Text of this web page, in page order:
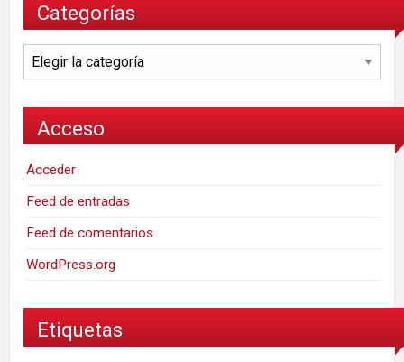
Categorías
Categorías
Acceso
Acceder
Feed de entradas
Feed de comentarios
WordPress.org
Etiquetas